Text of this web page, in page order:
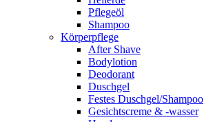
Pflegeöl
Shampoo
Körperpflege
After Shave
Bodylotion
Deodorant
Duschgel
Festes Duschgel/Shampoo
Gesichtscreme & -wasser